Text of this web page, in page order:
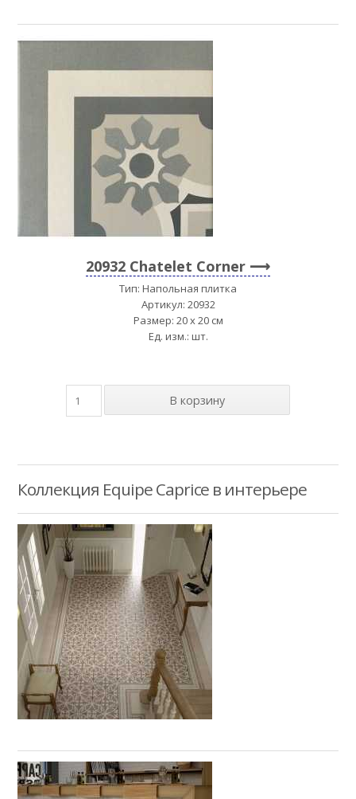
20932 Chatelet Corner
Тип: Напольная плитка
Артикул: 20932
Размер: 20 x 20 см
Ед. изм.: шт.
Коллекция Equipe Caprice в интерьере